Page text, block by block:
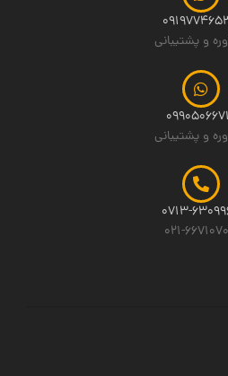
و پشتیبانی
و پشتیبانی
0713-
021-